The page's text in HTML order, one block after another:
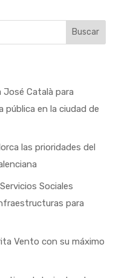
Buscar
José Català para
pública en la ciudad de
las prioridades del
Sociales
para
Vento con su máximo